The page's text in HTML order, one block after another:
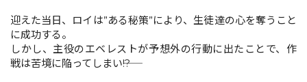
コミックエッセイ
迎えた当日、ロイは”ある秘策”により、生徒達の心を奪うこと
に成功する。
しかし、主役のエベレストが予想外の行動に出たことで、作
戦は苦境に陥ってしまい――!?